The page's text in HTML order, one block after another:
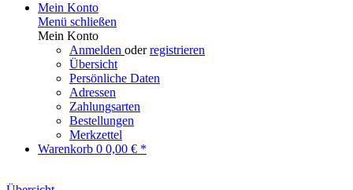
Mein Konto
Menü schließen
Mein Konto
Anmelden oderregistrieren
Übersicht
Persönliche Daten
Adressen
Zahlungsarten
Bestellungen
Merkzettel
Warenkorb 0 0,00 € *